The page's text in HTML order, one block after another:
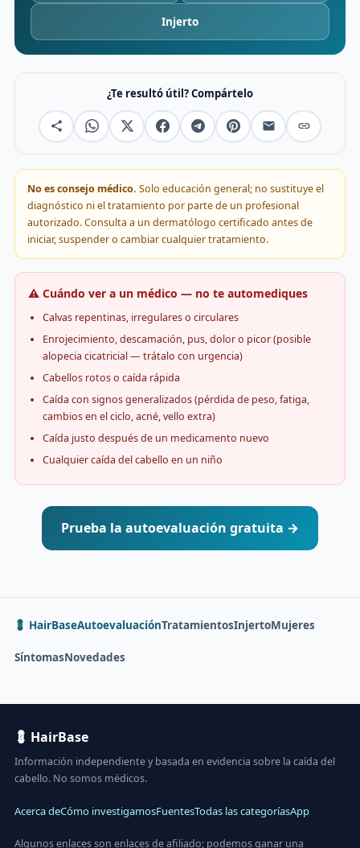
Injerto
¿Te resultó útil? Compártelo
No es consejo médico. Solo educación general; no sustituye el
diagnóstico ni el tratamiento por parte de un profesional
autorizado. Consulta a un dermatólogo certificado antes de
iniciar, suspender o cambiar cualquier tratamiento.
⚠️ Cuándo ver a un médico — no te automediques
Calvas repentinas, irregulares o circulares
Enrojecimiento, descamación, pus, dolor o picor (posible
alopecia cicatricial — trátalo con urgencia)
Cabellos rotos o caída rápida
Caída con signos generalizados (pérdida de peso, fatiga,
cambios en el ciclo, acné, vello extra)
Caída justo después de un medicamento nuevo
Cualquier caída del cabello en un niño
Prueba la autoevaluación gratuita →
💈 HairBaseAutoevaluaciónTratamientosInjertoMujeres
SíntomasNovedades
💈 HairBase
Información independiente y basada en evidencia sobre la caída del
cabello. No somos médicos.
Acerca deCómo investigamosFuentesTodas las categoríasApp
Algunos enlaces son enlaces de afiliado; podemos ganar una